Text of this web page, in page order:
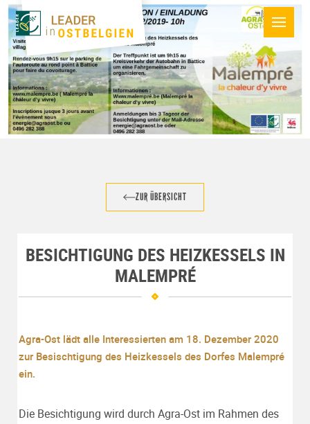
ZUR ÜBERSICHT
BESICHTIGUNG DES HEIZKESSELS IN
MALEMPRÉ
Agra-Ost lädt alle Interessierten am 18. Dezember 2020
zur Besischtigung des Heizkessels des Dorfes Malempré
ein.
Die Besichtigung wird durch Agra-Ost im Rahmen des